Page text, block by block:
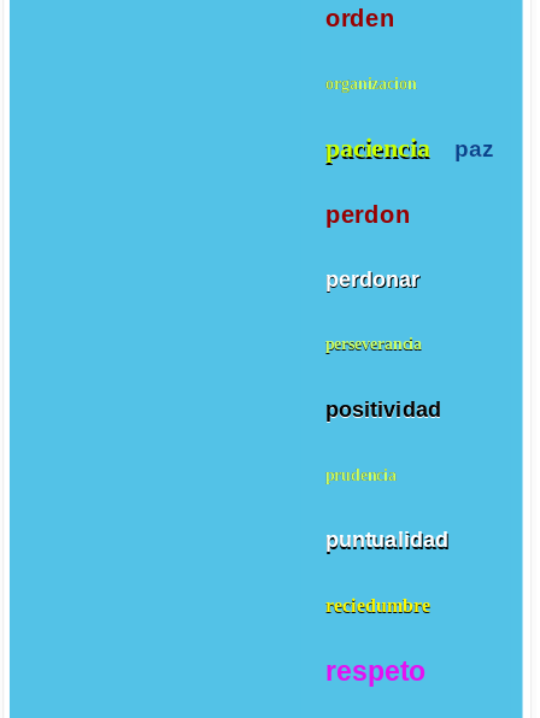
orden
organizacion
paciencia paz
perdon
perdonar
perseverancia
positividad
prudencia
puntualidad
reciedumbre
respeto